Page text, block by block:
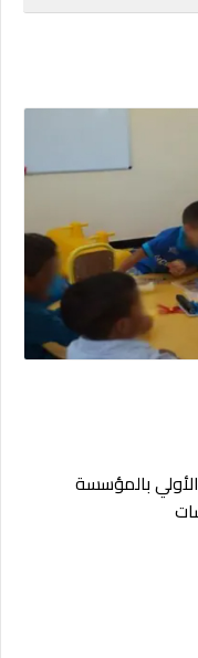
الأولي بالمؤسسة